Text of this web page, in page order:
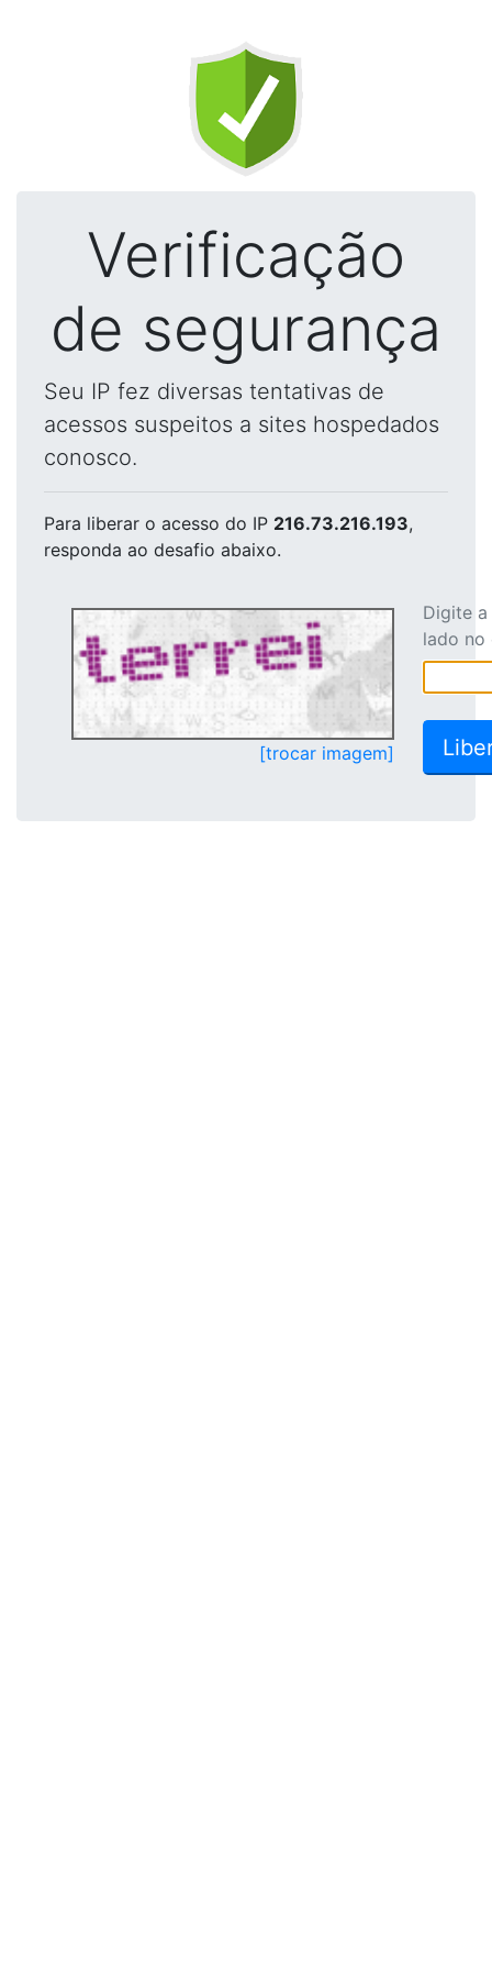
Verificação
de segurança
Seu IP fez diversas tentativas de
acessos suspeitos a sites hospedados
conosco.
Para liberar o acesso do IP 216.73.216.193,
responda ao desafio abaixo.
[trocar imagem]
Digite
lado no